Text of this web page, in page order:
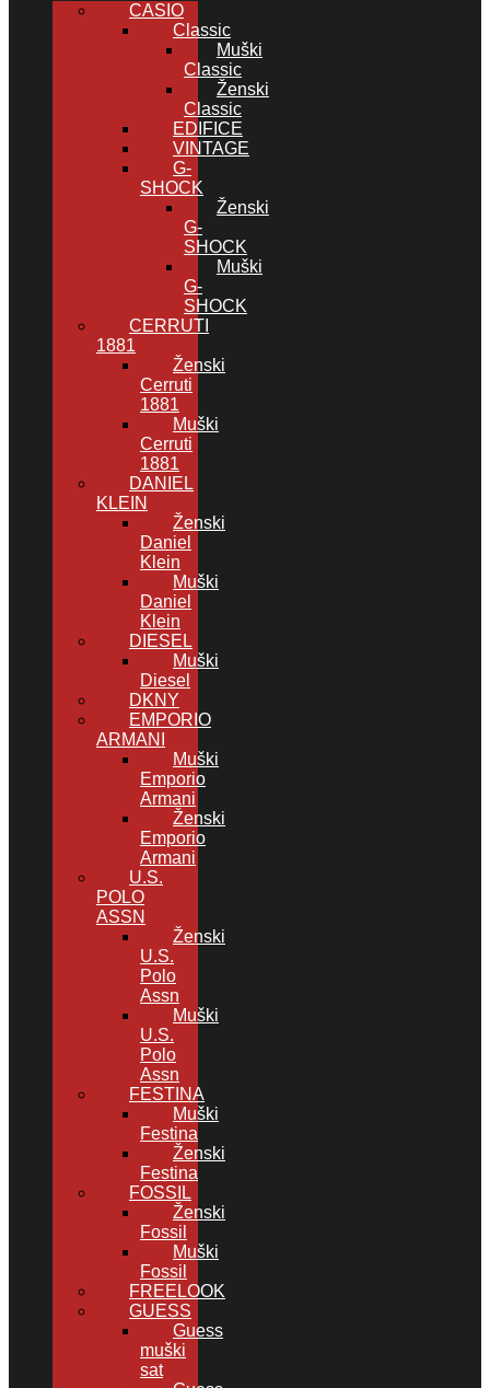
CASIO
Classic
Muški
Classic
Ženski
Classic
EDIFICE
VINTAGE
G-
SHOCK
Ženski
G-
SHOCK
Muški
G-
SHOCK
CERRUTI
1881
Ženski
Cerruti
1881
Muški
Cerruti
1881
DANIEL
KLEIN
Ženski
Daniel
Klein
Muški
Daniel
Klein
DIESEL
Muški
Diesel
DKNY
EMPORIO
ARMANI
Muški
Emporio
Armani
Ženski
Emporio
Armani
U.S.
POLO
ASSN
Ženski
U.S.
Polo
Assn
Muški
U.S.
Polo
Assn
FESTINA
Muški
Festina
Ženski
Festina
FOSSIL
Ženski
Fossil
Muški
Fossil
FREELOOK
GUESS
Guess
muški
sat